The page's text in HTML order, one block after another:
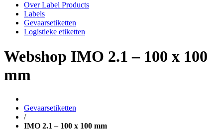
Over Label Products
Labels
Gevaarsetiketten
Logistieke etiketten
Webshop IMO 2.1 – 100 x 100
mm
Gevaarsetiketten
/
IMO 2.1 – 100 x 100 mm